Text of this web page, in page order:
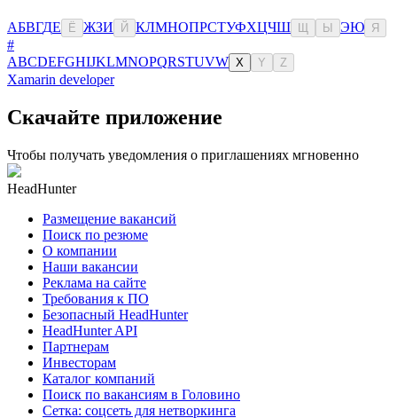
АБВГДЕ Ё ЖЗИ Й КЛМНОПРСТУФХЦЧШ Ы ЭЮ Я
#
ABCDEFGHIJKLMNOPQRSTUVW X Y Z
Xamarin developer
Скачайте приложение
Чтобы получать уведомления о приглашениях мгновенно
HeadHunter
Размещение вакансий
Поиск по резюме
О компании
Наши вакансии
Реклама на сайте
Требования к ПО
Безопасный HeadHunter
HeadHunter API
Партнерам
Инвесторам
Каталог компаний
Поиск по вакансиям в Головино
Сетка: соцсеть для нетворкинга